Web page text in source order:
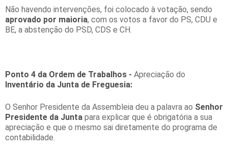
Não havendo intervenções, foi colocado à votação, sendo
aprovado por maioria, com os votos a favor do PS, CDU e
BE, a abstenção do PSD, CDS e CH.
Ponto 4 da Ordem de Trabalhos - Apreciação do
Inventário da Junta de Freguesia:
O Senhor Presidente da Assembleia deu a palavra ao Senhor
Presidente da Junta para explicar que é obrigatória a sua
apreciação e que o mesmo sai diretamente do programa de
contabilidade.